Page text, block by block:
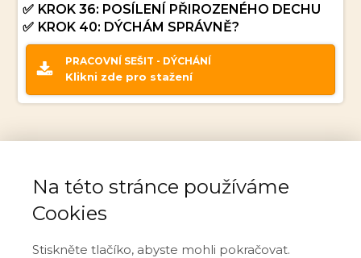
KROK 36: POSÍLENÍ PŘIROZENÉHO DECHU
KROK 40: DÝCHÁM SPRÁVNĚ?
PRACOVNÍ SEŠIT - DÝCHÁNÍ
Klikni zde pro stažení
Na této stránce používáme
Cookies
Stiskněte tlačíko, abyste mohli pokračovat.